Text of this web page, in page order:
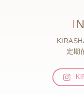
I
定期